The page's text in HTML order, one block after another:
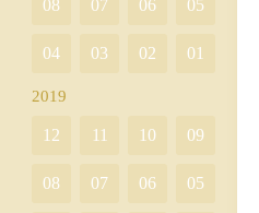
08 07 06 05
04 03 02 01
2019
12 11 10 09
08 07 06 05